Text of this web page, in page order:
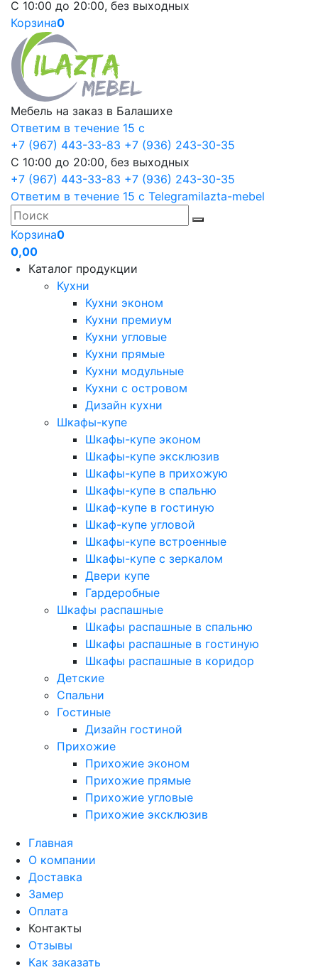
С 10:00 до 20:00, без выходных
Корзина0
Мебель на заказ в Балашихе
Ответим в течение 15 с
+7 (967) 443-33-83 +7 (936) 243-30-35
С 10:00 до 20:00, без выходных
+7 (967) 443-33-83 +7 (936) 243-30-35
Ответим в течение 15 с Telegramilazta-mebel
Корзина0
0,00
Каталог продукции
Кухни
Кухни эконом
Кухни премиум
Кухни угловые
Кухни прямые
Кухни модульные
Кухни с островом
Дизайн кухни
Шкафы-купе
Шкафы-купе эконом
Шкафы-купе эксклюзив
Шкафы-купе в прихожую
Шкафы-купе в спальню
Шкаф-купе в гостиную
Шкаф-купе угловой
Шкафы-купе встроенные
Шкафы-купе с зеркалом
Двери купе
Гардеробные
Шкафы распашные
Шкафы распашные в спальню
Шкафы распашные в гостиную
Шкафы распашные в коридор
Детские
Спальни
Гостиные
Дизайн гостиной
Прихожие
Прихожие эконом
Прихожие прямые
Прихожие угловые
Прихожие эксклюзив
Главная
О компании
Доставка
Замер
Оплата
Контакты
Отзывы
Как заказать